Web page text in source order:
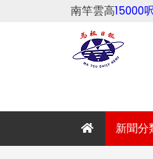
南竿雲高15000
新聞分